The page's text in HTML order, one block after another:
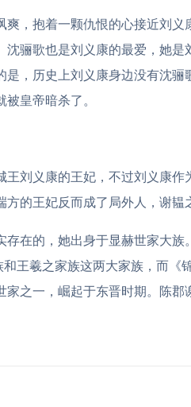
，抱着一颗仇恨的心接近刘
沈骊歌也是刘义康的最爱，她
是，历史上刘义康身边没有沈
皇帝暗杀了。
王刘义康的王妃，不过刘义康
的王妃反而成了局外人，谢韫
在的，她出身于显赫世家大族
和王羲之家族这两大家族，而
家之一，崛起于东晋时期。陈